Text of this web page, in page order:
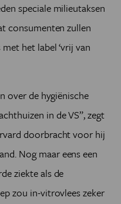
speciale milieutaksen
consumenten zullen
het label ‘vrij van
over de hygiënische
in de VS”, zegt
doorbracht voor hij
Nog maar eens een
ziekte als de
zou in-vitrovlees zeker